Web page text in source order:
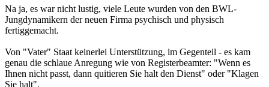
Na ja, es war nicht lustig, viele Leute wurden von den BWL-
Jungdynamikern der neuen Firma psychisch und physisch
fertiggemacht.
Von "Vater" Staat keinerlei Unterstützung, im Gegenteil - es kam
genau die schlaue Anregung wie von Registerbeamter: "Wenn es
Ihnen nicht passt, dann quitieren Sie halt den Dienst" oder "Klagen
Sie halt".